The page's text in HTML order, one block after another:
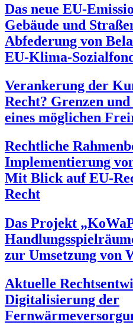
Das neue EU-
Gebäude und
Abfederung von
EU-Klima-
Verankerung der
Recht? Grenzen
eines möglichen
Rechtliche
Implementierung
Mit Blick auf EU-
Recht
Das Projekt
zur Umsetzung von
Aktuelle
Digitalisierung der